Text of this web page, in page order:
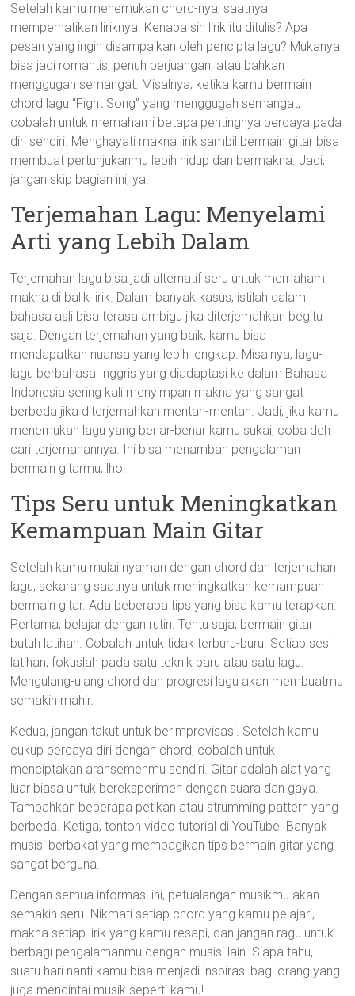
Setelah kamu menemukan chord-nya, saatnya
memperhatikan liriknya. Kenapa sih lirik itu ditulis? Apa
pesan yang ingin disampaikan oleh pencipta lagu? Mukanya
bisa jadi romantis, penuh perjuangan, atau bahkan
menggugah semangat. Misalnya, ketika kamu bermain
chord lagu “Fight Song” yang menggugah semangat,
cobalah untuk memahami betapa pentingnya percaya pada
diri sendiri. Menghayati makna lirik sambil bermain gitar bisa
membuat pertunjukanmu lebih hidup dan bermakna. Jadi,
jangan skip bagian ini, ya!
Terjemahan Lagu: Menyelami
Arti yang Lebih Dalam
Terjemahan lagu bisa jadi alternatif seru untuk memahami
makna di balik lirik. Dalam banyak kasus, istilah dalam
bahasa asli bisa terasa ambigu jika diterjemahkan begitu
saja. Dengan terjemahan yang baik, kamu bisa
mendapatkan nuansa yang lebih lengkap. Misalnya, lagu-
lagu berbahasa Inggris yang diadaptasi ke dalam Bahasa
Indonesia sering kali menyimpan makna yang sangat
berbeda jika diterjemahkan mentah-mentah. Jadi, jika kamu
menemukan lagu yang benar-benar kamu sukai, coba deh
cari terjemahannya. Ini bisa menambah pengalaman
bermain gitarmu, lho!
Tips Seru untuk Meningkatkan
Kemampuan Main Gitar
Setelah kamu mulai nyaman dengan chord dan terjemahan
lagu, sekarang saatnya untuk meningkatkan kemampuan
bermain gitar. Ada beberapa tips yang bisa kamu terapkan.
Pertama, belajar dengan rutin. Tentu saja, bermain gitar
butuh latihan. Cobalah untuk tidak terburu-buru. Setiap sesi
latihan, fokuslah pada satu teknik baru atau satu lagu.
Mengulang-ulang chord dan progresi lagu akan membuatmu
semakin mahir.
Kedua, jangan takut untuk berimprovisasi. Setelah kamu
cukup percaya diri dengan chord, cobalah untuk
menciptakan aransemenmu sendiri. Gitar adalah alat yang
luar biasa untuk bereksperimen dengan suara dan gaya.
Tambahkan beberapa petikan atau strumming pattern yang
berbeda. Ketiga, tonton video tutorial di YouTube. Banyak
musisi berbakat yang membagikan tips bermain gitar yang
sangat berguna.
Dengan semua informasi ini, petualangan musikmu akan
semakin seru. Nikmati setiap chord yang kamu pelajari,
makna setiap lirik yang kamu resapi, dan jangan ragu untuk
berbagi pengalamanmu dengan musisi lain. Siapa tahu,
suatu hari nanti kamu bisa menjadi inspirasi bagi orang yang
juga mencintai musik seperti kamu!